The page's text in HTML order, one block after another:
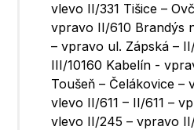
vlevo II/331 Tišice –
vpravo II/610 Brandýs
– vpravo ul. Zápská –
III/10160 Kabelín -
Toušeň – Čelákovice
vlevo II/611 – II/611 –
vlevo II/245 – vpravo